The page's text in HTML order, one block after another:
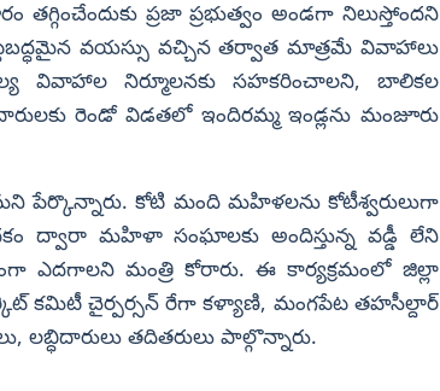
ప్రజా ప్రభుత్వం అండగా నిలుస్తోందని
వయస్సు వచ్చిన తర్వాత మాత్రమే వివాహాలు
వివాహాల నిర్మూలనకు సహకరించాలని, బాలికల
రెండో విడతలో ఇందిరమ్మ ఇండ్లను మంజూరు
పేర్కొన్నారు. కోటి మంది మహిళలను కోటీశ్వరులుగా
ద్వారా మహిళా సంఘాలకు అందిస్తున్న వడ్డీ లేని
ఎదగాలని మంత్రి కోరారు. ఈ కార్యక్రమంలో జిల్లా
కమిటీ చైర్పర్సన్ రేగా కళ్యాణి, మంగపేట తహసీల్దార్
లబ్ధిదారులు తదితరులు పాల్గొన్నారు.